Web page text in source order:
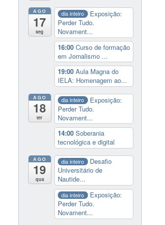
AGO
17
seg
dia inteiro
Exposição:
Perder Tudo.
Novament...
16:00 Curso de formação
em Jornalismo ...
19:00 Aula Magna do
IELA: Homenagem ao...
AGO
18
ter
dia inteiro
Exposição:
Perder Tudo.
Novament...
14:00 Soberania
tecnológica e digital
AGO
19
qua
dia inteiro
Desafio
Universitário de
Nautide...
dia inteiro
Exposição:
Perder Tudo.
Novament...